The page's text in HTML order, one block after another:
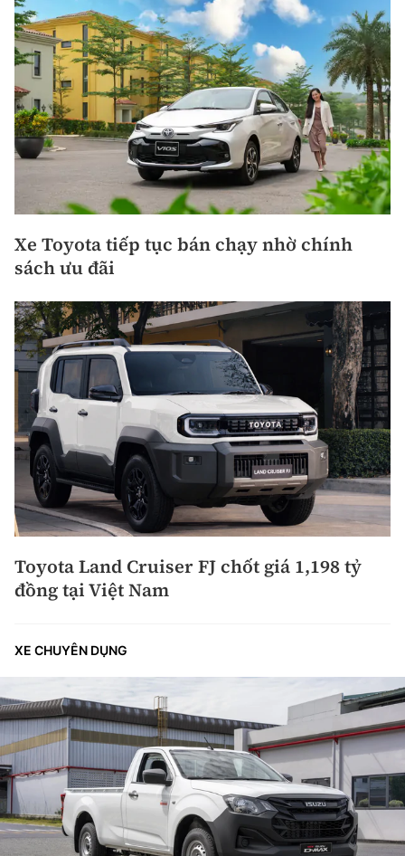
Xe Toyota tiếp tục bán chạy nhờ chính
sách ưu đãi
Toyota Land Cruiser FJ chốt giá 1,198 tỷ
đồng tại Việt Nam
XE CHUYÊN DỤNG